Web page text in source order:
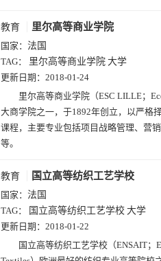
教育 里尔高等商业学院
国家： 法国
TAG： 里尔高等商业学院 大学
更新日期： 2018-01-24
里尔高等商业学院（ESC LILLE；
大商学院之一，于1892年创立，以严格
课程，主要专业包括项目战略管理、营
等。
教育 国立高等纺织工艺学校
国家： 法国
TAG：
国立高等纺织工艺学校 大学
更新日期： 2018-01-22
国立高等纺织工艺学校（ENSAIT；